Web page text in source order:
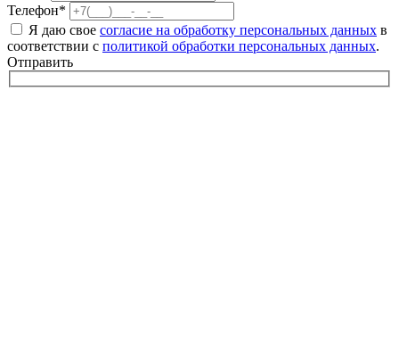
Телефон*
Я даю свое согласие на обработку персональных данных в
соответствии с политикой обработки персональных данных.
Отправить